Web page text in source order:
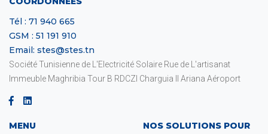
Tél : 71 940 665
GSM : 51 191 910
Email: stes@stes.tn
Société Tunisienne de L'Electricité Solaire Rue de L'artisanat
Immeuble Maghribia Tour B RDCZI Charguia II Ariana Aéroport
MENU NOS SOLUTIONS POUR